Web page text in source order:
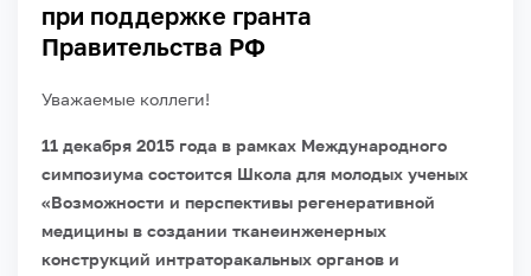
при поддержке гранта
Правительства РФ
Уважаемые коллеги!
11 декабря 2015 года в рамках Международного
симпозиума состоится Школа для молодых ученых
«Возможности и перспективы регенеративной
медицины в создании тканеинженерных
конструкций интраторакальных органов и